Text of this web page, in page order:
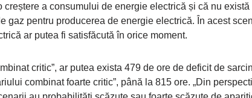
creștere a consumului de energie electrică și că nu există
gaz pentru producerea de energie electrică. În acest
ar putea fi satisfăcută în orice moment.
critic”, ar putea exista 479 de ore de deficit de
combinat foarte critic”, până la 815 ore. „Din